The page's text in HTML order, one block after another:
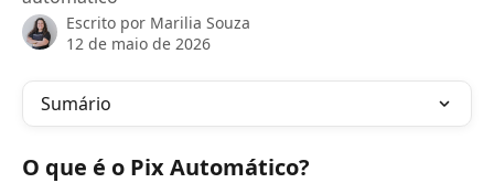
Escrito por Marilia Souza
12 de maio de 2026
Sumário
O que é o Pix Automático?